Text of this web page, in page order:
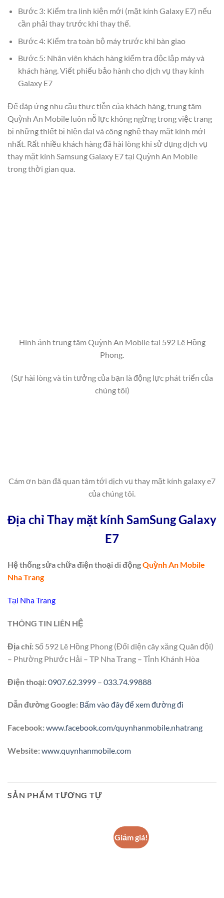
Bước 3: Kiểm tra linh kiện mới (mặt kính Galaxy E7) nếu
cần phải thay trước khi thay thế.
Bước 4: Kiểm tra toàn bộ máy trước khi bàn giao
Bước 5: Nhân viên khách hàng kiểm tra độc lập máy và
khách hàng. Viết phiếu bảo hành cho dịch vụ thay kính
Galaxy E7
Để đáp ứng nhu cầu thực tiễn của khách hàng, trung tâm
Quỳnh An Mobile luôn nỗ lực không ngừng trong việc trang
bị những thiết bị hiện đại và công nghệ thay mặt kính mới
nhất. Rất nhiều khách hàng đã hài lòng khi sử dụng dịch vụ
thay mặt kính Samsung Galaxy E7 tại Quỳnh An Mobile
trong thời gian qua.
Hình ảnh trung tâm Quỳnh An Mobile tại 592 Lê Hồng
Phong.
(Sự hài lòng và tin tưởng của bạn là động lực phát triển của
chúng tôi)
Cám ơn bạn đã quan tâm tới dịch vụ thay mặt kính galaxy e7
của chúng tôi.
Địa chỉ Thay mặt kính SamSung Galaxy
E7
Hệ thống sửa chữa điện thoại di độngQuỳnh An Mobile
Nha Trang
Tại Nha Trang
THÔNG TIN LIÊN HỆ
Địa chỉ: Số 592 Lê Hồng Phong (Đối diện cây xăng Quân đội)
– Phường Phước Hải – TP Nha Trang – Tỉnh Khánh Hòa
Điện thoại:0907.62.3999 – 033.74.99888
Dẫn đường Google: Bấm vào đây để xem đường đi
Facebook:www.facebook.com/quynhanmobile.nhatrang
Website:www.quynhanmobile.com
SẢN PHẨM TƯƠNG TỰ
Giảm giá!